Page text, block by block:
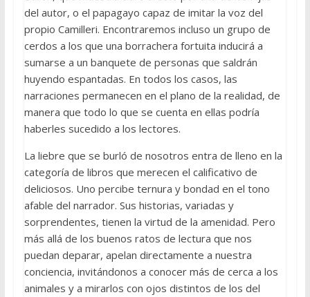
del autor, o el papagayo capaz de imitar la voz del
propio Camilleri. Encontraremos incluso un grupo de
cerdos a los que una borrachera fortuita inducirá a
sumarse a un banquete de personas que saldrán
huyendo espantadas. En todos los casos, las
narraciones permanecen en el plano de la realidad, de
manera que todo lo que se cuenta en ellas podría
haberles sucedido a los lectores.
La liebre que se burló de nosotros entra de lleno en la
categoría de libros que merecen el calificativo de
deliciosos. Uno percibe ternura y bondad en el tono
afable del narrador. Sus historias, variadas y
sorprendentes, tienen la virtud de la amenidad. Pero
más allá de los buenos ratos de lectura que nos
puedan deparar, apelan directamente a nuestra
conciencia, invitándonos a conocer más de cerca a los
animales y a mirarlos con ojos distintos de los del